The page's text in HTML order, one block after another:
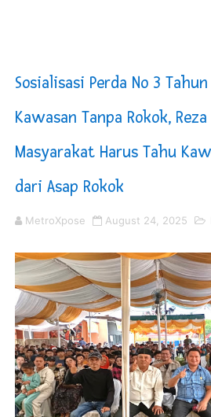
45 Calon Paskibraka Deli
Potong Kabel Sinyal KAI,
Dugaan Bermain Barang
Sosialisasi Perda No 3
Kawasan Tanpa Rokok,
Masyarakat Harus Tahu
dari Asap Rokok
MetroXpose August 24, 2025